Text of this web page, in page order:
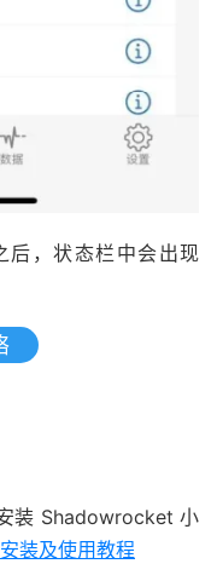
后，状态栏中会出现
装 Shadowrocket 小
装及使用教程